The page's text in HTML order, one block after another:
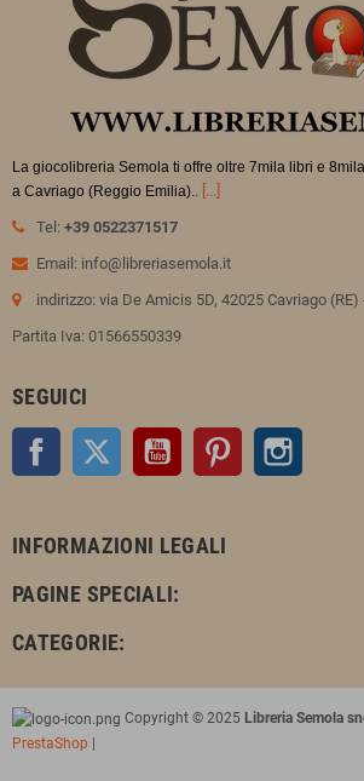
La giocolibreria Semola ti offre oltre 7mila libri e
a Cavriago (Reggio Emilia).. [...]
Tel: +39 0522371517
Email: info@libreriasemola.it
indirizzo: via De Amicis 5D, 42025 Cavriago (RE)
Partita Iva: 01566550339
SEGUICI
Facebook Twitter YouTube Pinterest
INFORMAZIONI LEGALI
PAGINE SPECIALI:
CATEGORIE:
Copyright © 2025 Libreria Semola
PrestaShop |